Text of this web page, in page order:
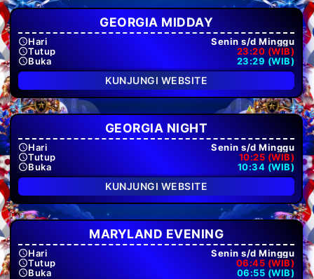
GEORGIA MIDDAY
Hari
Senin s/d Minggu
Tutup
23:20 (WIB)
Buka
23:29 (WIB)
KUNJUNGI WEBSITE
GEORGIA NIGHT
Hari
Senin s/d Minggu
Tutup
10:25 (WIB)
Buka
10:34 (WIB)
KUNJUNGI WEBSITE
MARYLAND EVENING
Hari
Senin s/d Minggu
Tutup
06:45 (WIB)
Buka
06:55 (WIB)